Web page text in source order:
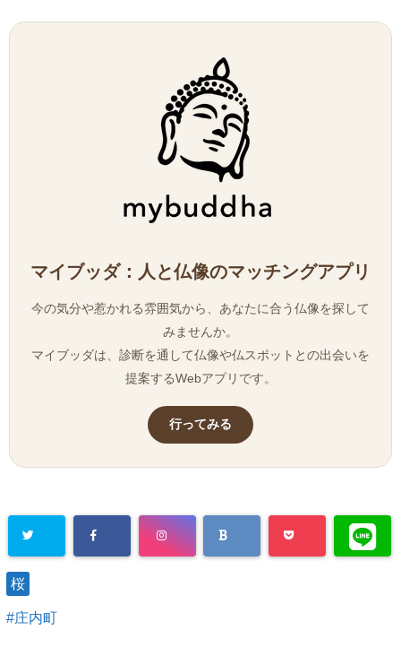
マイブッダ：人と仏像のマッチングアプリ
今の気分や惹かれる雰囲気から、あなたに合う仏像を探して
みませんか。
マイブッダは、診断を通して仏像や仏スポットとの出会いを
提案するWebアプリです。
行ってみる
桜
庄内町